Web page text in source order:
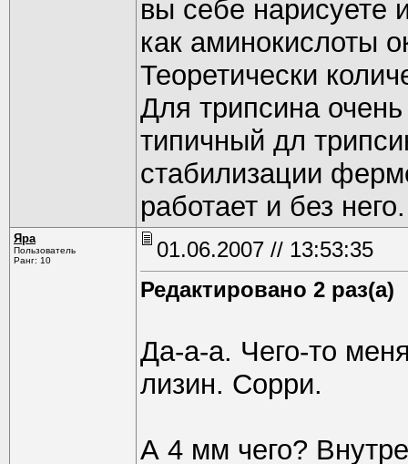
вы себе нарисуете
как аминокислоты
Теоретически
Для трипсина
типичный дл
стабилизации
работает и без него.
Яра
Пользователь
Ранг: 10
01.06.2007 // 13:53:35
Редактировано 2 раз(а)
Да-а-а. Чего-то
лизин. Сорри.
А 4 мм чего?